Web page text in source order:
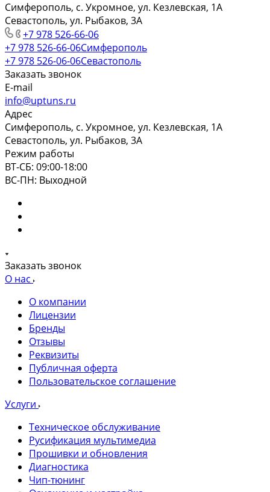
Симферополь, с. Укромное, ул. Кезлевская, 1А
Севастополь, ул. Рыбаков, 3А
+7 978 526-66-06
+7 978 526-66-06Симферополь
+7 978 526-06-06Севастополь
Заказать звонок
E-mail
info@uptuns.ru
Адрес
Симферополь, с. Укромное, ул. Кезлевская, 1А
Севастополь, ул. Рыбаков, 3А
Режим работы
ВТ-СБ: 09:00-18:00
ВС-ПН: Выходной
Заказать звонок
О нас
О компании
Лицензии
Бренды
Отзывы
Реквизиты
Публичная оферта
Пользовательское соглашение
Услуги
Техническое обслуживание
Русификация мультимедиа
Прошивки и обновления
Диагностика
Чип-тюнинг